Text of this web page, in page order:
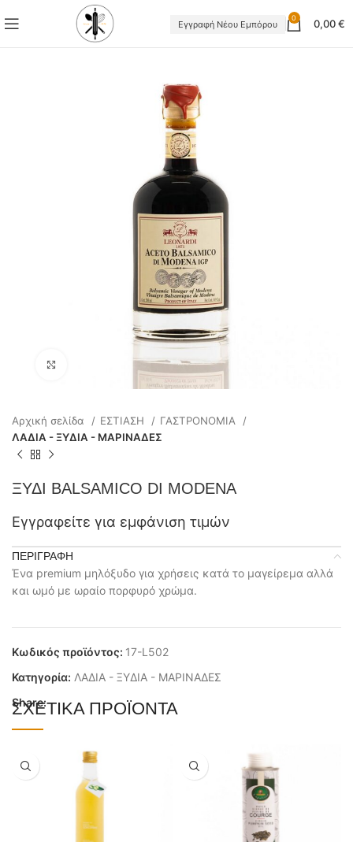
Εγγραφή Νέου Εμπόρου
0 0,00€
Click to enlarge
Αρχική σελίδα ΕΣΤΙΑΣΗ
ΓΑΣΤΡΟΝΟΜΙΑ
ΛΑΔΙΑ - ΞΥΔΙΑ - ΜΑΡΙΝΑΔΕΣ
ΞΥΔΙ BALSAMICO DI MODENA
Εγγραφείτε για εμφάνιση τιμών
ΠΕΡΙΓΡΑΦΉ
Ένα premium μηλόξυδο για χρήσεις κατά το μαγείρεμα αλλά
και ωμό με ωραίο πορφυρό χρώμα.
Κωδικός προϊόντος: 17-L502
Κατηγορία: ΛΑΔΙΑ - ΞΥΔΙΑ - ΜΑΡΙΝΑΔΕΣ
Share:
ΣΧΕΤΙΚΆ ΠΡΟΪΌΝΤΑ